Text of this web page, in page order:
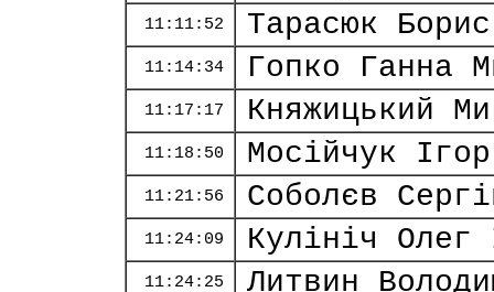
11:11:52 Тарасюк
11:14:34 Гопко Ганна
11:17:17 Княжицький
11:18:50 Мосійчук
11:21:56 Соболєв
11:24:09 Кулініч Олег
11:24:25 Литвин